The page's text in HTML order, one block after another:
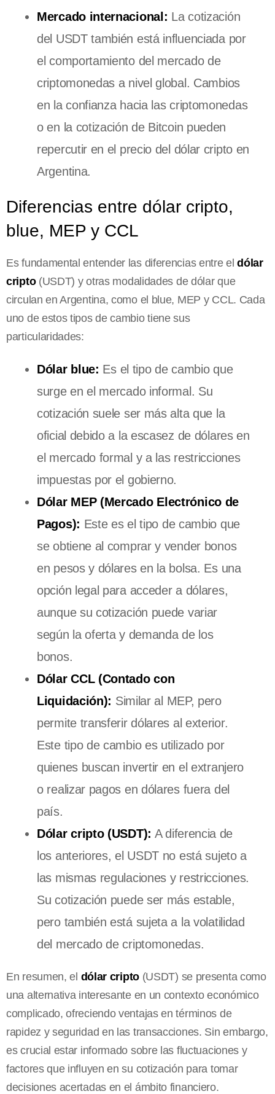
Mercado internacional: La cotización
del USDT también está influenciada por
el comportamiento del mercado de
criptomonedas a nivel global. Cambios
en la confianza hacia las criptomonedas
o en la cotización de Bitcoin pueden
repercutir en el precio del dólar cripto en
Argentina.
Diferencias entre dólar cripto,
blue, MEP y CCL
Es fundamental entender las diferencias entre eldólar
cripto(USDT) y otras modalidades de dólar que
circulan en Argentina, como el blue, MEP y CCL. Cada
uno de estos tipos de cambio tiene sus
particularidades:
Dólar blue: Es el tipo de cambio que
surge en el mercado informal. Su
cotización suele ser más alta que la
oficial debido a la escasez de dólares en
el mercado formal y a las restricciones
impuestas por el gobierno.
Dólar MEP (Mercado Electrónico de
Pagos): Este es el tipo de cambio que
se obtiene al comprar y vender bonos
en pesos y dólares en la bolsa. Es una
opción legal para acceder a dólares,
aunque su cotización puede variar
según la oferta y demanda de los
bonos.
Dólar CCL (Contado con
Liquidación): Similar al MEP, pero
permite transferir dólares al exterior.
Este tipo de cambio es utilizado por
quienes buscan invertir en el extranjero
o realizar pagos en dólares fuera del
país.
Dólar cripto (USDT): A diferencia de
los anteriores, el USDT no está sujeto a
las mismas regulaciones y restricciones.
Su cotización puede ser más estable,
pero también está sujeta a la volatilidad
del mercado de criptomonedas.
En resumen, el dólar cripto(USDT) se presenta como
una alternativa interesante en un contexto económico
complicado, ofreciendo ventajas en términos de
rapidez y seguridad en las transacciones. Sin embargo,
es crucial estar informado sobre las fluctuaciones y
factores que influyen en su cotización para tomar
decisiones acertadas en el ámbito financiero.